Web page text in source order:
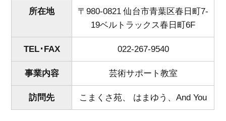
所在地
〒980-0821 仙台市青葉区春日町7-
19ベルトラックス春日町6F
TEL･FAX 022-267-9540
事業内容 芸術サポート教室
訪問先 こまくさ苑、 はまゆう、And You